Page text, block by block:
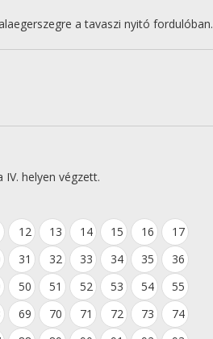
a tavaszi nyitó fordulóban.
helyen végzett.
12 13 14 15 16
17
31 32 33 34 35
36
50 51 52 53 54
55
69 70 71 72 73
74